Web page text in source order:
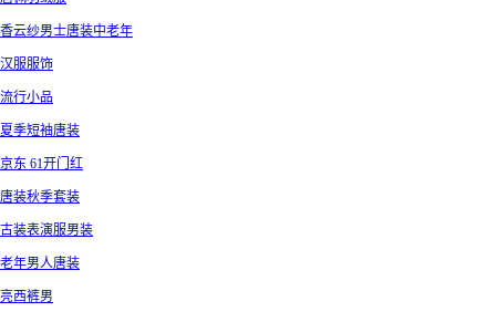
香云纱男士唐装中老年
汉服服饰
流行小品
夏季短袖唐装
京东 61开门红
唐装秋季套装
古装表演服男装
老年男人唐装
亮西裤男